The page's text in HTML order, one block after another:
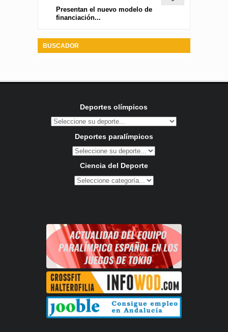
Presentan el nuevo modelo de
financiación...
BUSCADOR
Deportes olímpicos
Deportes paralímpicos
Ciencia del Deporte